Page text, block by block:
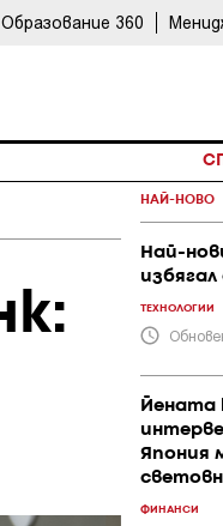
Образование 360
НАЙ-НОВО
Най-
ТЕХНОЛОГИИ
Йената
Япония
ФИНАНСИ